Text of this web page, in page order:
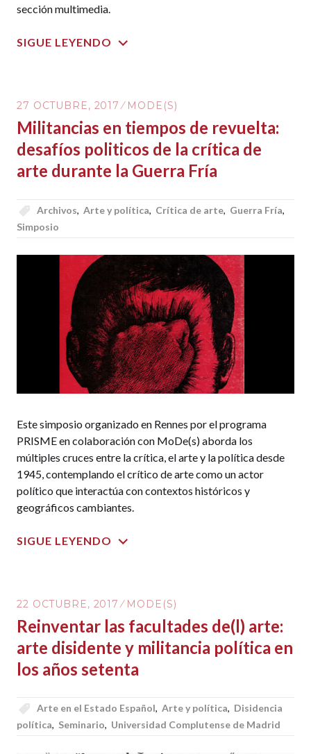
sección multimedia.
SIGUE LEYENDO
27 OCTUBRE, 2017 MODE(S)
Militancias en tiempos de revuelta:
desafíos politicos de la crítica de
arte durante la Guerra Fría
Archivos, Arte y política, Crítica de arte, Guerra Fría,
Simposio
Este simposio organizado en Rennes por el programa
PRISME en colaboración con MoDe(s) aborda los
múltiples cruces entre la crítica, el arte y la política desde
1945, contemplando el crítico de arte como un actor
político que interactúa con contextos históricos y
geográficos cambiantes.
SIGUE LEYENDO
22 OCTUBRE, 2017 MODE(S)
Reinventar las facultades de(l) arte:
arte disidente y militancia política en
los años setenta
Arte en el Estado Español, Arte y política, Disidencia
política, Seminario, Universidad Complutense de Madrid